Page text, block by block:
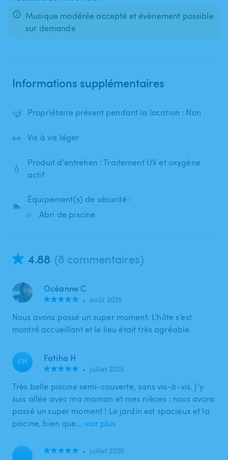
Musique modérée accepté et évènement possible
sur demande
Informations supplémentaires
🤿 Propriétaire présent pendant la location : Non
👀 Vis à vis léger
💧
Produit d'entretien : Traitement UV et oxygène
actif
🏊
Équipement(s) de sécurité :
Abri de piscine
4.88 (8 commentaires)
Océanne C
• août 2025
Nous avons passé un super moment. L’hôte s’est
montré accueillant et le lieu était très agréable.
FH Fatiha H
• juillet 2025
Très belle piscine semi-couverte, sans vis-à-vis. J’y
suis allée avec ma maman et mes nièces : nous avons
passé un super moment ! Le jardin est spacieux et la
piscine, bien que… voir plus
• juillet 2025